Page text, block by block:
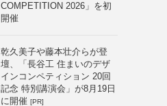
COMPETITION 2026」を初
開催
乾久美子や藤本壮介らが登
壇、「長谷工 住まいのデザ
インコンペティション 20回
記念 特別講演会」が8月19日
に開催 [PR]